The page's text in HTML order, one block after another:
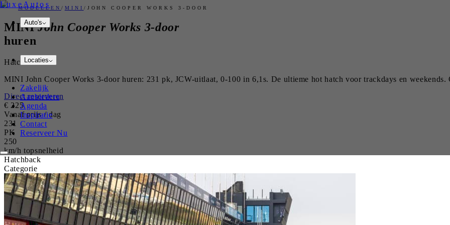
LuxeAutos
Auto's
Locaties
Zakelijk
Aanbieders
Agenda
Inspiratie
Contact
Reserveer Nu
MODELLEN / MINI / JOHN COOPER WORKS 3-DOOR
MINI John Cooper Works 3-door
huren
Hatchback
MINI John Cooper Works 3-door huren: 231 pk, JCW-uitlaat, 0-100 in 6,1s. De ultieme hot hatch voor trackdays en weekends.
Direct reserveren
€ 225
Vanaf prijs / dag
231
PK
250
km/h topsnelheid
Hatchback
Categorie